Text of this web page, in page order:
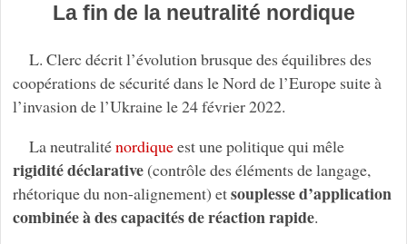
La fin de la neutralité nordique
L. Clerc décrit l’évolution brusque des équilibres des
coopérations de sécurité dans le Nord de l’Europe suite à
l’invasion de l’Ukraine le 24 février 2022.
La neutraliténordiqueest une politique qui mêle
rigidité déclarative(contrôle des éléments de langage,
rhétorique du non-alignement) etsouplesse d’application
combinée à des capacités de réaction rapide.